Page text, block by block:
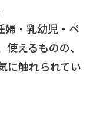
婦・乳幼児・ペ
えるものの、
に触れられてい